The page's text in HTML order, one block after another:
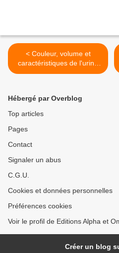
< Couleur, volume et
caractéristiques de l'urine
saine
Hébergé par Overblog
Top articles
Pages
Contact
Signaler un abus
C.G.U.
Cookies et données personnelles
Préférences cookies
Voir le profil de Editions Alpha et
Créer un blog